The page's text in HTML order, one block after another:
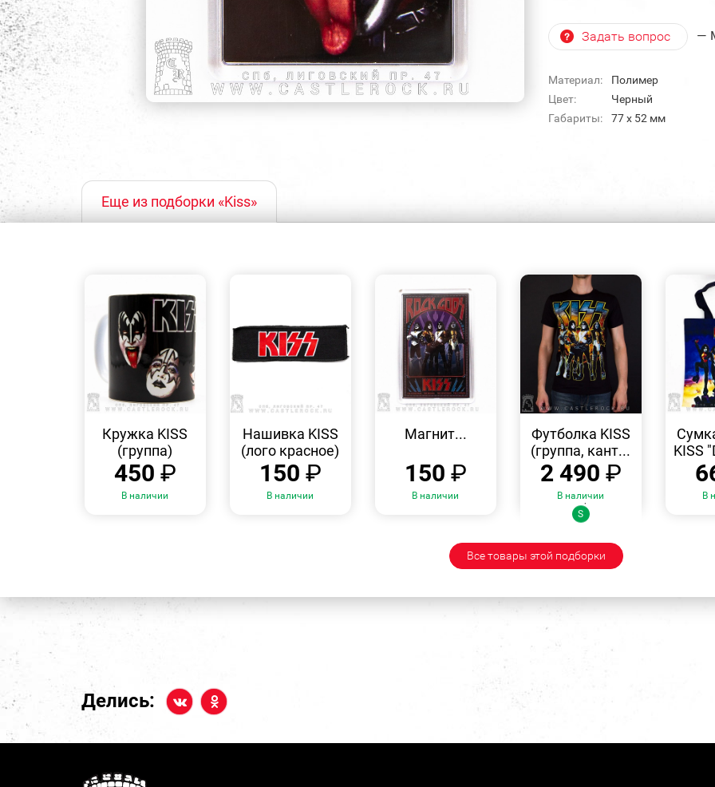
Задать вопрос —
Материал:
Полимер
Цвет:
Черный
Габариты:
77 х 52 мм
Еще из подборки «Kiss»
ПРОСМОТР
Кружка KISS
(группа)
450 ₽
В наличии
ПРОСМОТР
Нашивка KISS
(лого красное)
150 ₽
В наличии
Магнит...
150 ₽
В наличии
ПРОСМОТР
Футболка KISS
(группа, кант...
2 490 ₽
В наличии
Размеры:
S
KISS
В
Все товары этой подборки
Делись: